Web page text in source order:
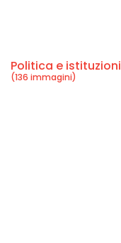
Politica e istituzioni
(136 immagini)